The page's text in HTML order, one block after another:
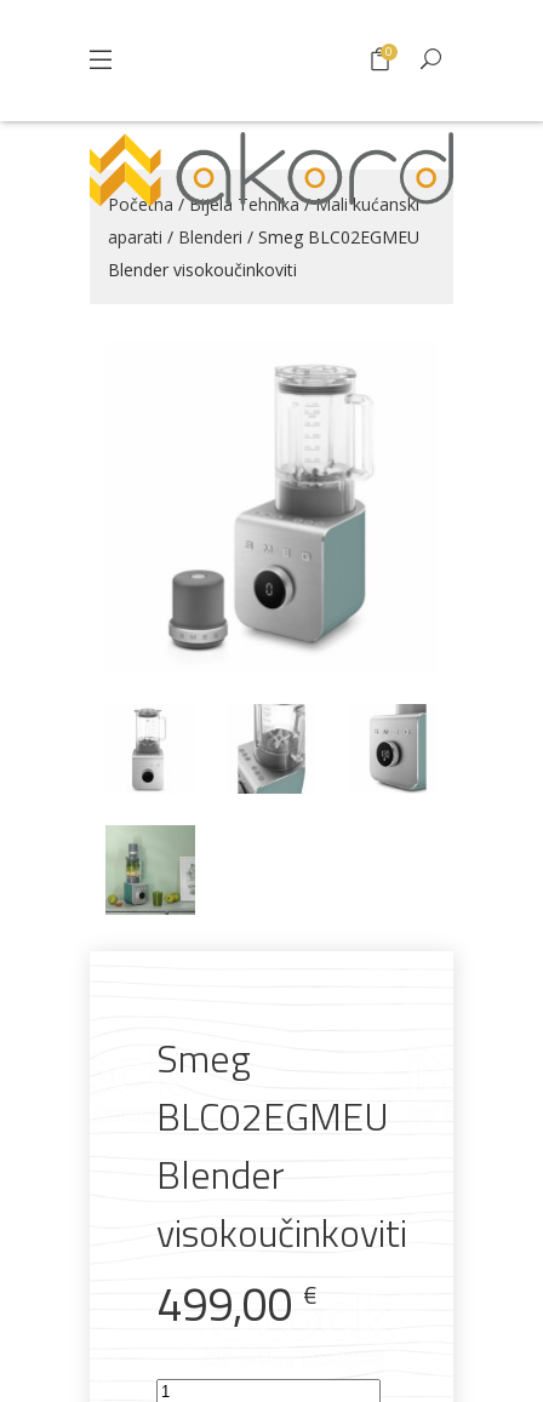
materijali pribor
Boje i Građevinski
0
Početna /Bijela Tehnika/Mali kućanski
aparati / Blenderi / Smeg BLC02EGMEU
Blender visokoučinkoviti
Smeg
BLC02EGMEU
Blender
visokoučinkoviti
499,00 €
Smeg